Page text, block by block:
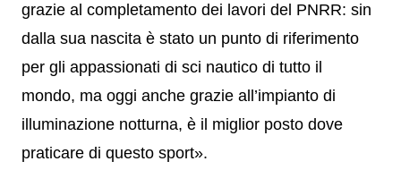
grazie al completamento dei lavori del PNRR: sin
dalla sua nascita è stato un punto di riferimento
per gli appassionati di sci nautico di tutto il
mondo, ma oggi anche grazie all’impianto di
illuminazione notturna, è il miglior posto dove
praticare di questo sport».